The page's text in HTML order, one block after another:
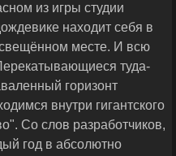
из игры студии
находит себя в
месте. И всю
туда-
горизонт
внутри гигантского
Со слов разработчиков,
год в абсолютно